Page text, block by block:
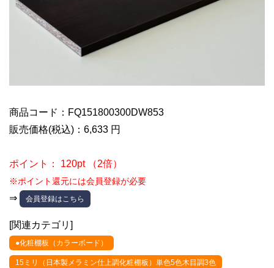
商品コード：FQ151800300DW853
販売価格(税込)：6,633 円
ポイント： 120pt （2倍）
※ポイント還元には会員登録が必要
⇒ 会員登録はこちら
[関連カテゴリ]
●化粧棚板（カラーボード）
15ミリ（日本製メラミン仕上調化粧棚板）単色5色木目調3色